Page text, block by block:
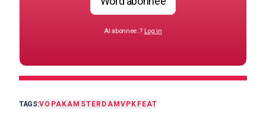
Al abonnee..? Log in
TAGS:VOPAKAMSTERDAMVPK FEAT